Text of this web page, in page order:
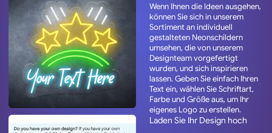
Wenn Ihnen die Ideen ausgehen,
können Sie sich in unserem
Sortiment an individuell
gestalteten Neonschildern
umsehen, die von unserem
Designteam vorgefertigt
wurden, und sich inspirieren
lassen. Geben Sie einfach Ihren
Text ein, wählen Sie Schriftart,
Farbe und Größe aus, um Ihr
eigenes Logo zu erstellen.
Laden Sie Ihr Design hoch